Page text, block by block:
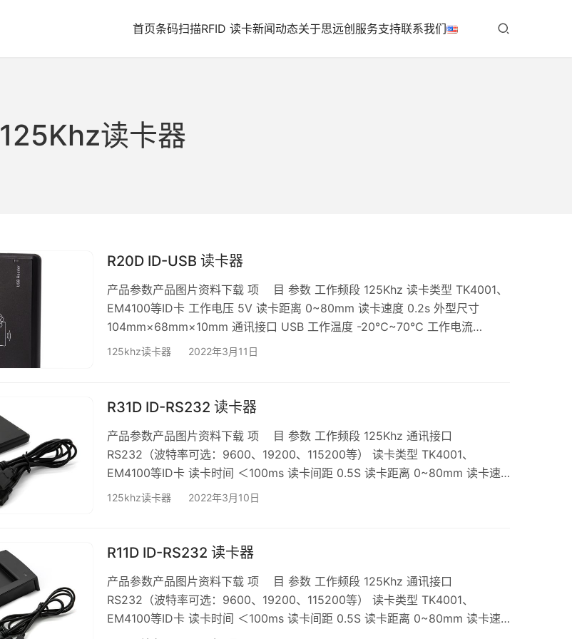
首页条码扫描RFID 读卡新闻动态关于思远创 服务支持联系我们
125Khz读卡器
R20D ID-USB 读卡器
产品参数产品图片资料下载 项 目 参数 工作频段 125Khz 读卡类型 TK4001、
EM4100等ID卡 工作电压 5V 读卡距离 0~80mm 读卡速度 0.2s 外型尺寸
104mm×68mm×10mm 通讯接口 USB 工作温度 -20℃~70℃ 工作电流
100mA 读卡时间 ＜100ms 读卡间距 0.5S 重 量 140g左右 操作系统 Win
125khz读卡器 2022年3月11日
R31D ID-RS232 读卡器
产品参数产品图片资料下载 项 目 参数 工作频段 125Khz 通讯接口
RS232（波特率可选：9600、19200、115200等） 读卡类型 TK4001、
EM4100等ID卡 读卡时间 ＜100ms 读卡间距 0.5S 读卡距离 0~80mm 读卡速
度 0.2s 工作电压 5V 工作电流 100mA 工作温度 -20℃~70℃ 外型尺寸
125khz读卡器 2022年3月10日
R11D ID-RS232 读卡器
产品参数产品图片资料下载 项 目 参数 工作频段 125Khz 通讯接口
RS232（波特率可选：9600、19200、115200等） 读卡类型 TK4001、
EM4100等ID卡 读卡时间 ＜100ms 读卡间距 0.5S 读卡距离 0~80mm 读卡速